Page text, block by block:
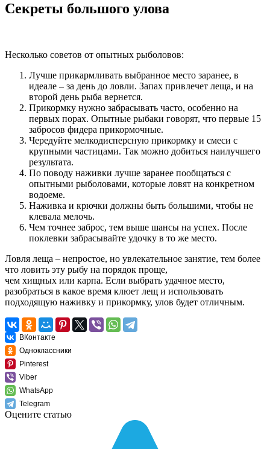
Секреты большого улова
Несколько советов от опытных рыболовов:
Лучше прикармливать выбранное место заранее, в
идеале – за день до ловли. Запах привлечет леща, и на
второй день рыба вернется.
Прикормку нужно забрасывать часто, особенно на
первых порах. Опытные рыбаки говорят, что первые 15
забросов фидера прикормочные.
Чередуйте мелкодисперсную прикормку и смеси с
крупными частицами. Так можно добиться наилучшего
результата.
По поводу наживки лучше заранее пообщаться с
опытными рыболовами, которые ловят на конкретном
водоеме.
Наживка и крючки должны быть большими, чтобы не
клевала мелочь.
Чем точнее заброс, тем выше шансы на успех. После
поклевки забрасывайте удочку в то же место.
Ловля леща – непростое, но увлекательное занятие, тем более
что ловить эту рыбу на порядок проще,
чем хищных или карпа. Если выбрать удачное место,
разобраться в какое время клюет лещ и использовать
подходящую наживку и прикормку, улов будет отличным.
ВКонтакте
Одноклассники
Pinterest
Viber
WhatsApp
Telegram
Оцените статью